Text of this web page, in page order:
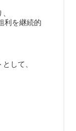
利を継続的
して、